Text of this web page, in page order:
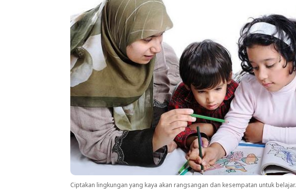
Ciptakan lingkungan yang kaya akan rangsangan dan kesempatan untuk belajar.